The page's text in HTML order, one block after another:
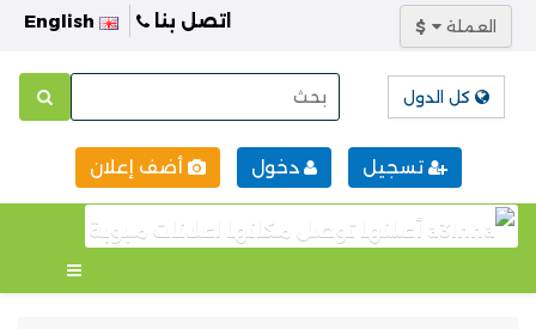
$ العملة اتصل بنا
كل الدول
تسجيل دخول أضف إعلان